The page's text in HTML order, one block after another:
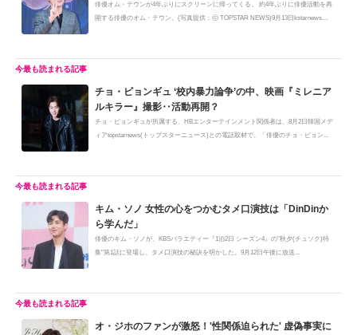
俳優オム・テウンが4年ぶりにスクリーンに帰ってくる。 約4年ぶりに俳優活動を再
開する俳優のオム・テウン。(写真提供：ⓒ TOPSTAR NEWS)9月13日kstarnews
チョ・ビョンギュ ‘校内暴力論争’の中、映画『ミレニア
ルキラー』撮影‥活動再開？
チョ・ビョンギュが所属する、HBエンターテインメント関係者は、8月2日韓国メデ
ィアtopstarnews(トップスターニュース)との電話取材で、「俳優のチョ・ビョン...
キム・ソノ 女性の心をつかむタメ口演技は「DinDinか
ら学んだ」
俳優のキム・ソノが、KBSバラエティー『1泊2日 シーズン4』の"秋夕(チュソク)特
集"第1話に登場し、タメ口演技の秘訣を明かした。9月12日午後に放送...
オ・ジホのファンが激怒！'性関係迫られた' 虚偽事実に